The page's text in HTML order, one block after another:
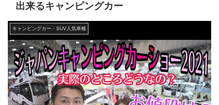
出来るキャンピングカー
キャンピングカー・SUV人気車種